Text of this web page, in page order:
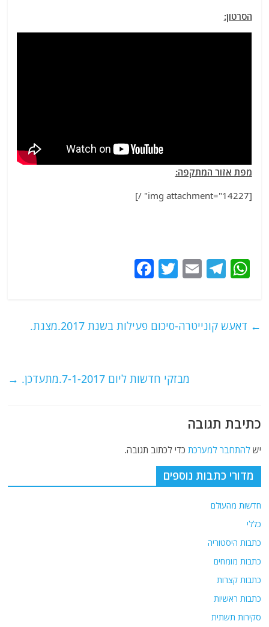
הסרטון:
מפת אזור המתקפה:
[img attachment="14227" /]
W
s
T
g
E
l
T
er
e
o
← דאעש קונייטרה-סיכום פעילות בשנת 2017.מצגת.
מבזקי חדשות ליום 7-1-2017.מתעדכן. →
כתיבת תגובה
ישלהתחבר למערכת כדי לכתוב תגובה.
מדורי כתבות נוספים
חדשות מהעולם
כללי
כתבות היסטוריה
כתבות מומחים
כתבות קצרות
כתבות ראשיות
סקירות תשתית